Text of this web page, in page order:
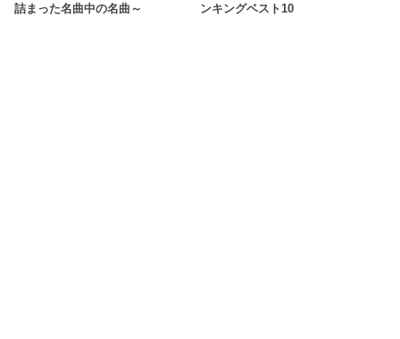
詰まった名曲中の名曲～
ンキングベスト10